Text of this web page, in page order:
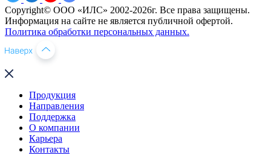
Copyright© ООО «ИЛС» 2002-2026г. Все права защищены.
Информация на сайте не является публичной офертой.
Политика обработки персональных данных.
Продукция
Направления
Поддержка
О компании
Карьера
Контакты